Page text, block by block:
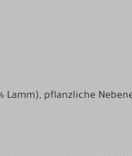
pflanzliche